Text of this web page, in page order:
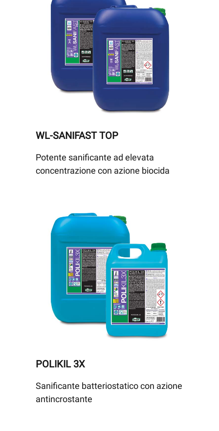
WL-SANIFAST TOP
Potente sanificante ad elevata
concentrazione con azione biocida
POLIKIL 3X
Sanificante batteriostatico con azione
antincrostante